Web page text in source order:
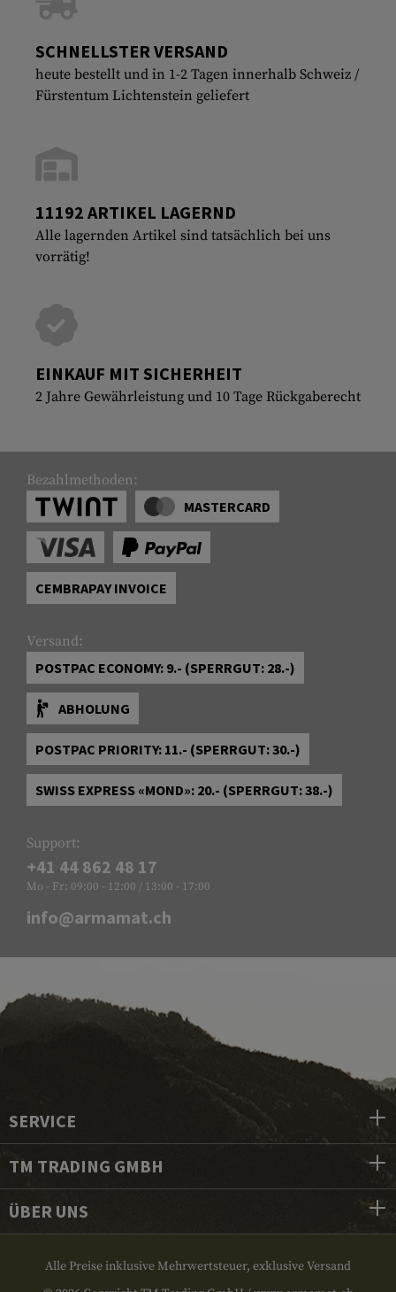
SCHNELLSTER VERSAND
heute bestellt und in 1-2 Tagen innerhalb Schweiz /
Fürstentum Lichtenstein geliefert
11192 ARTIKEL LAGERND
Alle lagernden Artikel sind tatsächlich bei uns
vorrätig!
EINKAUF MIT SICHERHEIT
2 Jahre Gewährleistung und 10 Tage Rückgaberecht
Bezahlmethoden:
MASTERCARD
CEMBRAPAY INVOICE
Versand:
POSTPAC ECONOMY: 9.- (SPERRGUT: 28.-)
ABHOLUNG
POSTPAC PRIORITY: 11.- (SPERRGUT: 30.-)
SWISS EXPRESS «MOND»: 20.- (SPERRGUT: 38.-)
Support:
+41 44 862 48 17
Mo - Fr: 09:00 - 12:00 / 13:00 - 17:00
info@armamat.ch
SERVICE
TM TRADING GMBH
ÜBER UNS
Alle Preise inklusive Mehrwertsteuer, exklusive Versand